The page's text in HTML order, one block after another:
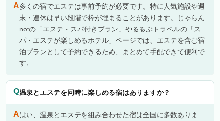
多くの宿でエステは事前予約が必要です。特に人気施設や週
末・連休は早い段階で枠が埋まることがあります。じゃらん
netの「エステ・スパ付きプラン」やるるぶトラベルの「ス
パ・エステが楽しめるホテル」ページでは、エステを含む宿
泊プランとして予約できるため、まとめて手配できて便利で
す。
温泉とエステを同時に楽しめる宿はありますか？
はい、温泉とエステを組み合わせた宿は全国に多数ありま